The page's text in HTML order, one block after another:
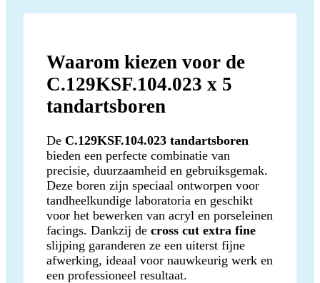
Waarom kiezen voor de
C.129KSF.104.023 x 5
tandartsboren
De C.129KSF.104.023 tandartsboren
bieden een perfecte combinatie van
precisie, duurzaamheid en gebruiksgemak.
Deze boren zijn speciaal ontworpen voor
tandheelkundige laboratoria en geschikt
voor het bewerken van acryl en porseleinen
facings. Dankzij de cross cut extra fine
slijping garanderen ze een uiterst fijne
afwerking, ideaal voor nauwkeurig werk en
een professioneel resultaat.